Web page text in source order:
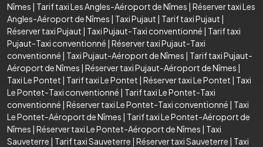
Nîmes | Tarif taxi Les Angles-Aéroport de Nîmes | Réserver taxi Les
Angles-Aéroport de Nîmes | Taxi Pujaut | Tarif taxi Pujaut |
Réserver taxi Pujaut | Taxi Pujaut-Taxi conventionné | Tarif taxi
Pujaut-Taxi conventionné | Réserver taxi Pujaut-Taxi
conventionné | Taxi Pujaut-Aéroport de Nîmes | Tarif taxi Pujaut-
Aéroport de Nîmes | Réserver taxi Pujaut-Aéroport de Nîmes |
Taxi Le Pontet | Tarif taxi Le Pontet | Réserver taxi Le Pontet | Taxi
Le Pontet-Taxi conventionné | Tarif taxi Le Pontet-Taxi
conventionné | Réserver taxi Le Pontet-Taxi conventionné | Taxi
Le Pontet-Aéroport de Nîmes | Tarif taxi Le Pontet-Aéroport de
Nîmes | Réserver taxi Le Pontet-Aéroport de Nîmes | Taxi
Sauveterre | Tarif taxi Sauveterre | Réserver taxi Sauveterre | Taxi